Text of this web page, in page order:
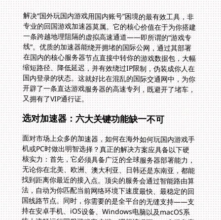
解决“国外玩国内游戏用国内账号”困境的最有效工具，非
专业的回国游戏加速器莫属。它的核心价值在于为你搭建
一条跨越地理阻隔的虚拟高速通道——即所谓的“游戏专
线”。优质的加速器能绕开拥堵的国际公网，通过其部署
在国内的核心服务器节点直接中转你的游戏数据包，大幅
缩短路径、降低延迟，并有效绕过IP限制，伪装成你人在
国内登录的状态。这就好比在混乱的国际交通网中，为你
开辟了一条直达游戏服务器的高速专列，既避开了堵车，
又拥有了VIP通行证。
选对加速器：六大关键功能缺一不可
面对市场上众多的加速器，如何在海外如何玩国内游戏手
机或PC时做出明智选择？真正的解决方案应具备以下硬
核实力：首先，它必须具备广泛的全球服务器部署能力，
无论你在北美、欧洲、澳大利亚、日韩还是东南亚，都能
找到距离你最近的接入点。顶尖的服务会通过智能路由算
法，自动为你匹配当前网络环境下速度最快、最稳定的回
国线路节点。同时，你需要的是全平台的无缝支持——支
持在安卓手机、iOS设备、Windows电脑以及macOS系
统上流畅运行国服游戏客户端。理想情况下，一个服务应
允许一个账号在多个设备上同时连接，解决你需要在手机
和平板上切换玩《王者荣耀》或同时在电脑上玩国服